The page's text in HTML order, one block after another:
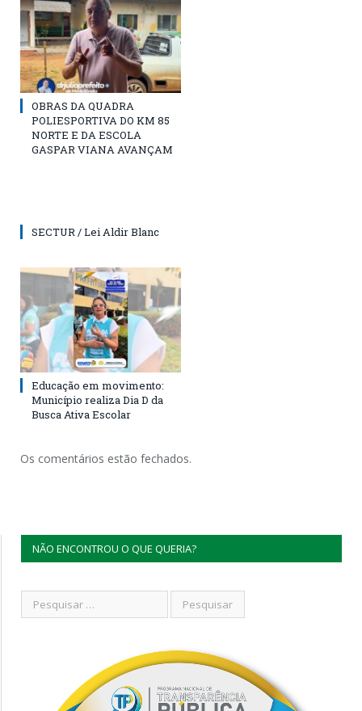
OBRAS DA QUADRA
POLIESPORTIVA DO KM 85
NORTE E DA ESCOLA
GASPAR VIANA AVANÇAM
SECTUR / Lei Aldir Blanc
Educação em movimento:
Município realiza Dia D da
Busca Ativa Escolar
Os comentários estão fechados.
NÃO ENCONTROU O QUE QUERIA?